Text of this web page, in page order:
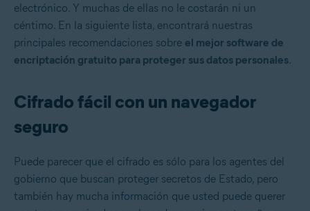
electrónico. Y muchas de ellas no le costarán ni un
céntimo. En la siguiente lista, encontrará nuestras
principales recomendaciones sobre el mejor software de
encriptación gratuito para proteger sus datos personales.
Cifrado fácil con un navegador
seguro
Puede parecer que el cifrado es sólo para los agentes del
gobierno que buscan proteger secretos de Estado, pero
también hay mucha información que usted puede querer